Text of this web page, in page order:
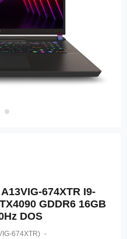
674XTR I9-
GDDR6 16GB
DOS
674XTR)